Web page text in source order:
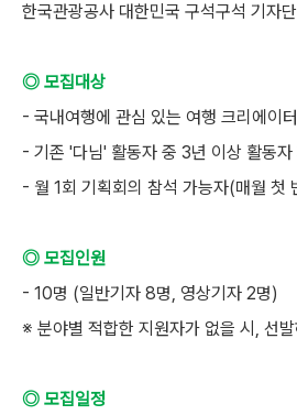
한국관광공사 대한민국 구석구석 기자
◎ 모집대상
- 국내여행에 관심 있는 여행 크리에이터
- 기존 '다님' 활동자 중 3년 이상 활동자
- 월 1회 기획회의 참석 가능자(매월 첫
◎ 모집인원
- 10명 (일반기자 8명, 영상기자 2명)
※ 분야별 적합한 지원자가 없을 시, 선
◎ 모집일정